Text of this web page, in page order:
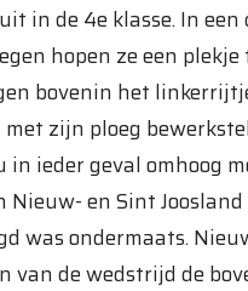
in de 4e klasse. In
hopen ze een plekje
bovenin het
zijn ploeg
in ieder geval omhoog
Nieuw- en Sint Joosland
was ondermaats.
van de wedstrijd de